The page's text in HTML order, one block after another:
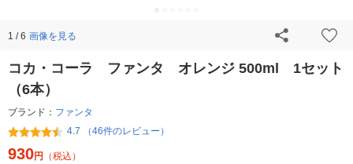
1 / 6 画像を見る
コカ・コーラ ファンタ オレンジ 500ml 1セット
（6本）
ブランド： ファンタ
4.7 （46件のレビュー）
930円
（税込）